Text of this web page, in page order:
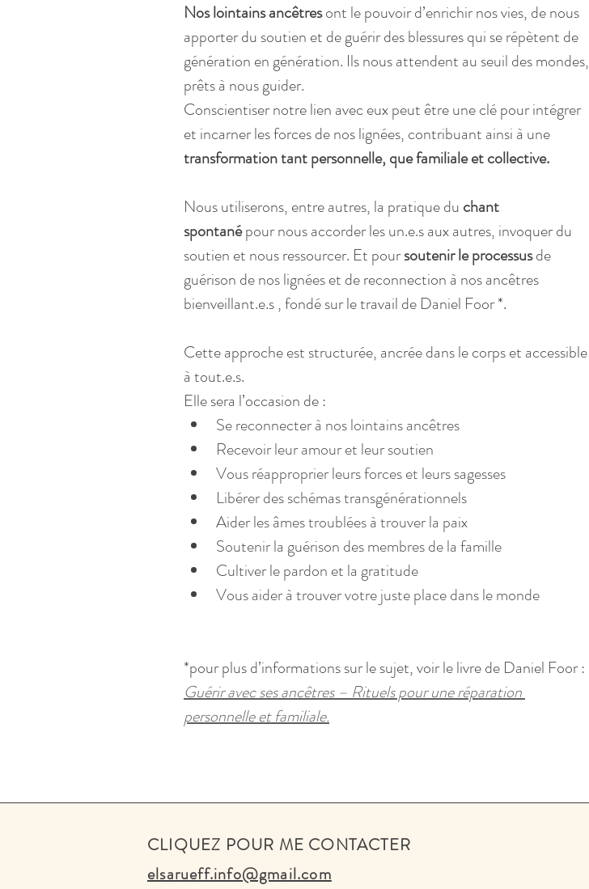
Nos lointains ancêtres ont le pouvoir d’enrichir nos vies, de nous
apporter du soutien et de guérir des blessures qui se répètent de
génération en génération. Ils nous attendent au seuil des mondes,
prêts à nous guider.
Conscientiser notre lien avec eux peut être une clé pour intégrer
et incarner les forces de nos lignées, contribuant ainsi à une
transformation tant personnelle, que familiale et collective.
Nous utiliserons, entre autres, la pratique du chant
spontané pour nous accorder les un.e.s aux autres, invoquer du
soutien et nous ressourcer. Et pour soutenir le processus de
guérison de nos lignées et de reconnection à nos ancêtres
bienveillant.e.s , fondé sur le travail de Daniel Foor *.
Cette approche est structurée, ancrée dans le corps et accessible
à tout.e.s.
Elle sera l’occasion de :
Se reconnecter à nos lointains ancêtres
Recevoir leur amour et leur soutien
Vous réapproprier leurs forces et leurs sagesses
Libérer des schémas transgénérationnels
Aider les âmes troublées à trouver la paix
Soutenir la guérison des membres de la famille
Cultiver le pardon et la gratitude
Vous aider à trouver votre juste place dans le monde
*pour plus d’informations sur le sujet, voir le livre de Daniel Foor :
Guérir avec ses ancêtres – Rituels pour une réparation
personnelle et familiale.
CLIQUEZ POUR ME CONTACTER
elsarueff.info@gmail.com